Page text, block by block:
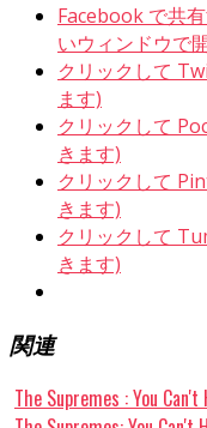
Facebook で共
いウィンドウで
クリックして
ます)
クリックして
きます)
クリックして
きます)
クリックして
きます)
関連
The Supremes : You Can't